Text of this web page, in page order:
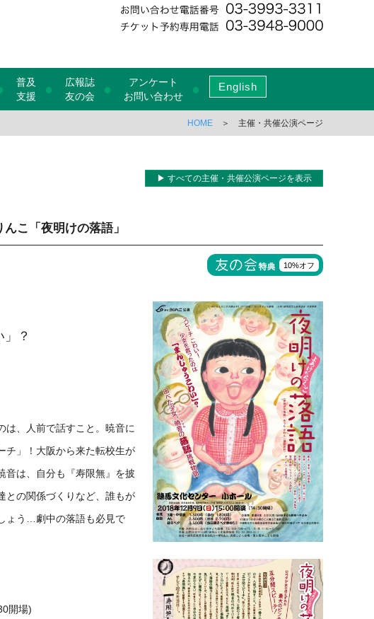
普及
支援
●
広報誌
友の会
●
アンケート
お問い合わせ
● English
HOME ＞ 主催・共催公演ページ
▶ すべての主催・共催公演ページを表示
こ「夜明けの落語」
10%オフ
？
は、人前で話すこと。暁音に
チ」！大阪から来た転校生が
音は、自分も『寿限無』を披
との関係づくりなど、誰もが
ょう…劇中の落語も必見で
開場)